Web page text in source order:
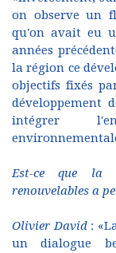
on observe un
qu'on avait eu
années
la région ce
objectifs fixés
développement
intégrer
Est-ce que la
renouvelables a
Olivier David:
un dialogue